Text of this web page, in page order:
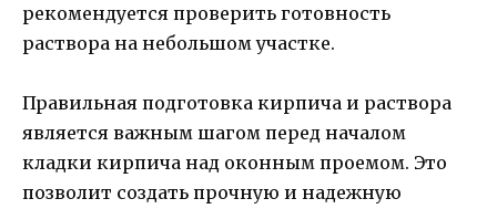
рекомендуется проверить готовность
раствора на небольшом участке.
Правильная подготовка кирпича и раствора
является важным шагом перед началом
кладки кирпича над оконным проемом. Это
позволит создать прочную и надежную